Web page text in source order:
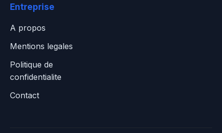
Entreprise
A propos
Mentions legales
Politique de
confidentialite
Contact